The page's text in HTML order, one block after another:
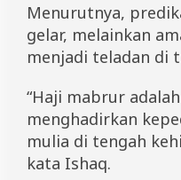
Menurutnya,
gelar, melainkan
menjadi teladan di
“Haji mabrur
menghadirkan
mulia di tengah
kata Ishaq.